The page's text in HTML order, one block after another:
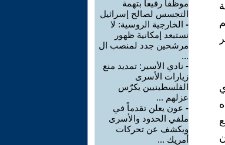
موظفا رفيعا بتهمة
التجسس لصالح إسرائيل
- الخارجية الروسية: لا
نستبعد إمكانية ظهور
مرشحين جدد لمنصب ال
...
- نادي الأسير: تمديد منع
زيارات الأسرى
الفلسطينيين يكرّس
عزلهم ...
- عون يعلن تقدماً في
ملفي الحدود والأسرى
ويكشف عن تحركات
أمريك ...